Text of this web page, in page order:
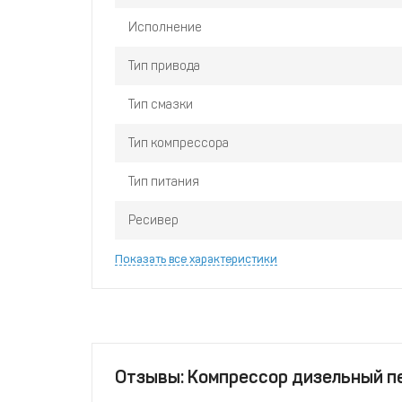
Исполнение
Тип привода
Тип смазки
Тип компрессора
Тип питания
Ресивер
Показать все характеристики
Отзывы: Компрессор дизельный